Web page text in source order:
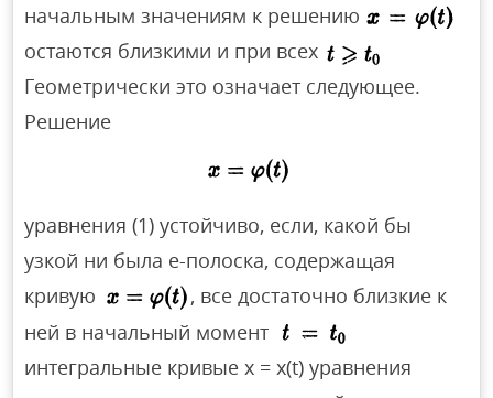
начальным значениям к решению
остаются близкими и при всех
Геометрически это означает следующее.
Решение
уравнения (1) устойчиво, если, какой бы
узкой ни была е-полоска, содержащая
кривую
, все достаточно близкие к
ней в начальный момент
интегральные кривые х = x(t) уравнения